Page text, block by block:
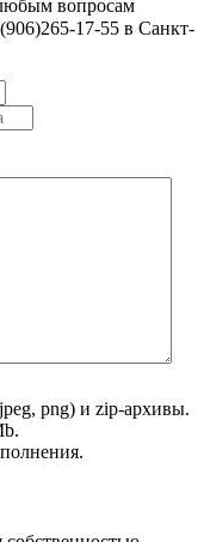
вопросам
17-55 в Санкт-
png) и zip-архивы.